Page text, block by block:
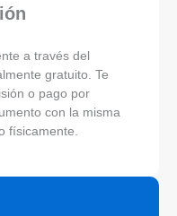
a través del
gratuito. Te
o pago por
con la misma
físicamente.